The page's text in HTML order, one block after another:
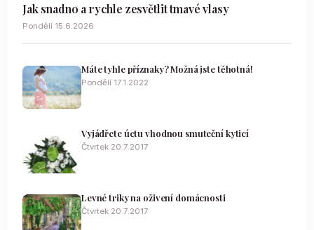
Jak snadno a rychle zesvětlit tmavé vlasy
Pondělí 15.6.2026
Máte tyhle příznaky? Možná jste těhotná!
Pondělí 17.1.2022
Vyjádřete úctu vhodnou smuteční kyticí
Čtvrtek 20.7.2017
Levné triky na oživení domácnosti
Čtvrtek 20.7.2017